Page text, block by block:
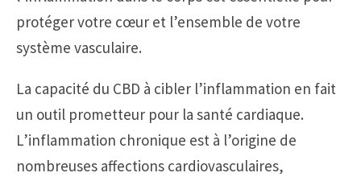
protéger votre cœur et l’ensemble de votre
système vasculaire.
La capacité du CBD à cibler l’inflammation en fait
un outil prometteur pour la santé cardiaque.
L’inflammation chronique est à l’origine de
nombreuses affections cardiovasculaires,